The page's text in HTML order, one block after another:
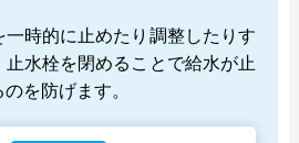
一時的に止めたり調整したりす
止水栓を閉めることで給水が止
を防げます。